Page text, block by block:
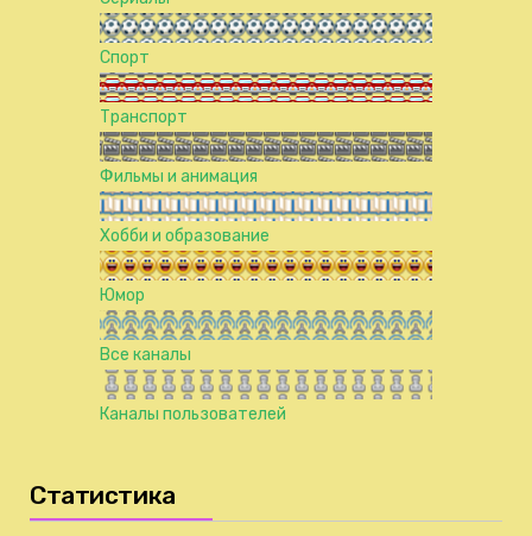
Спорт
Транспорт
Фильмы и анимация
Хобби и образование
Юмор
Все каналы
Каналы пользователей
Статистика